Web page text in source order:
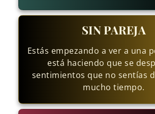
SIN PAREJA
Estás empezando a ver a una
está haciendo que se
sentimientos que no sentías
mucho tiempo.